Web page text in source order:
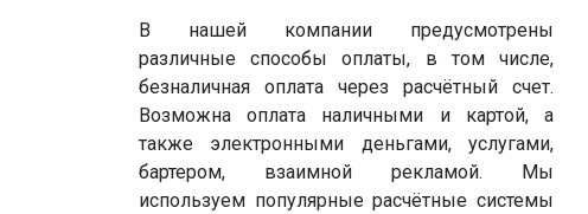
В нашей компании предусмотрены
различные способы оплаты, в том числе,
безналичная оплата через расчётный счет.
Возможна оплата наличными и картой, а
также электронными деньгами, услугами,
бартером, взаимной рекламой. Мы
используем популярные расчётные системы